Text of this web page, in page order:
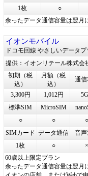
1枚
○
余ったデータ通信容量は翌月
イオンモバイル
ドコモ回線 やさしいデータ
提供：イオンリテール株式会
初期（税
込）
月額（税
込）
通
3,300円 1,012円
標準SIM
MicroSIM
○
○ ○
SIMカード データ通信 音
1枚
○ ×
60歳以上限定プラン
余ったデータ通信容量は翌月